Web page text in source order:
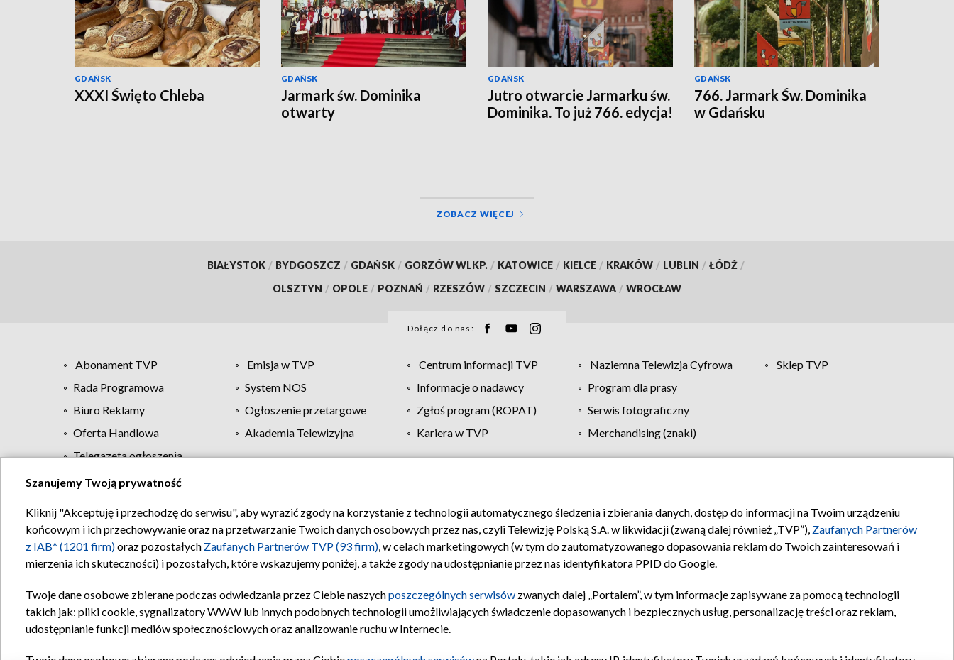
GDAŃSK
XXXI Święto Chleba
GDAŃSK
Jarmark św. Dominika
otwarty
GDAŃSK
Jutro otwarcie Jarmarku św.
Dominika. To już 766. edycja!
GDAŃSK
766. Jarmark Św. Dominika
w Gdańsku
ZOBACZ WIĘCEJ
BIAŁYSTOK / BYDGOSZCZ / GDAŃSK / GORZÓW WLKP. / KATOWICE / KIELCE / KRAKÓW / LUBLIN / ŁÓDŹ /
OLSZTYN / OPOLE / POZNAŃ / RZESZÓW / SZCZECIN / WARSZAWA / WROCŁAW
Dołącz do nas:
Abonament TVP Emisja w TVP Centrum informacji TVP Naziemna Telewizja Cyfrowa
Sklep TVP
Rada Programowa
System NOS Informacje o nadawcy
Program dla prasy
Biuro Reklamy
Ogłoszenie przetargowe Zgłoś program (ROPAT)
Serwis fotograficzny
Oferta Handlowa
Akademia Telewizyjna Kariera w TVP
Merchandising (znaki)
Telegazeta ogłoszenia
Regulamin TVP Polityka prywatności Moje zgody Pomoc Biuro reklamy Kontakt
Szanujemy Twoją prywatność
Kliknij "Akceptuję i przechodzę do serwisu", aby wyrazić zgody na korzystanie z technologii automatycznego śledzenia i zbierania danych, dostęp do informacji na Twoim urządzeniu
końcowym i ich przechowywanie oraz na przetwarzanie Twoich danych osobowych przez nas, czyli Telewizję Polską S.A. w likwidacji (zwaną dalej również „TVP”), Zaufanych Partnerów
z IAB* (1201 firm)oraz pozostałych Zaufanych Partnerów TVP (93 firm), w celach marketingowych (w tym do zautomatyzowanego dopasowania reklam do Twoich zainteresowań i
mierzenia ich skuteczności) i pozostałych, które wskazujemy poniżej, a także zgody na udostępnianie przez nas identyfikatora PPID do Google.
Twoje dane osobowe zbierane podczas odwiedzania przez Ciebie naszychposzczególnych serwisów zwanych dalej „Portalem”, w tym informacje zapisywane za pomocą technologii
takich jak: pliki cookie, sygnalizatory WWW lub innych podobnych technologii umożliwiających świadczenie dopasowanych i bezpiecznych usług, personalizację treści oraz reklam,
udostępnianie funkcji mediów społecznościowych oraz analizowanie ruchu w Internecie.